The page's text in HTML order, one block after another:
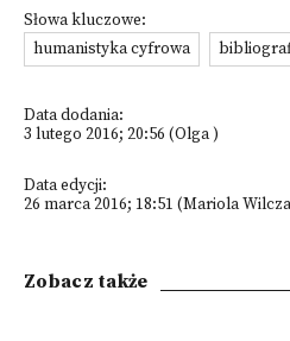
Słowa kluczowe:
humanistyka cyfrowa
Data dodania:
3 lutego 2016; 20:56 (Olga )
Data edycji:
26 marca 2016; 18:51 (Mariola
Zobacz także